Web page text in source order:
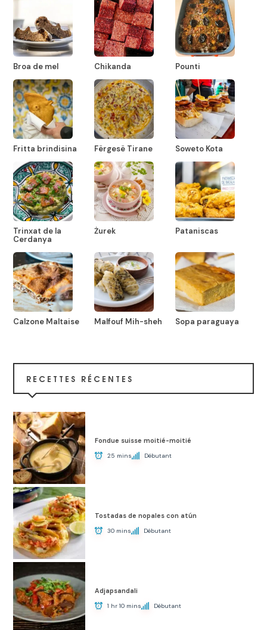
Broa de mel Chikanda Pounti
Fritta brindisina Fërgesë Tirane Soweto Kota
Trinxat de la
Cerdanya
Żurek Pataniscas
Calzone Maltaise Malfouf Mih-sheh Sopa paraguaya
RECETTES RÉCENTES
Fondue suisse moitié-moitié
25 mins Débutant
Tostadas de nopales con atún
30 mins Débutant
Adjapsandali
1 hr 10 mins Débutant